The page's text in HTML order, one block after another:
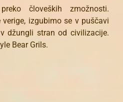
človeških zmožnosti.
verige, izgubimo se v puščavi
džungli stran od civilizacije.
Bear Grils.